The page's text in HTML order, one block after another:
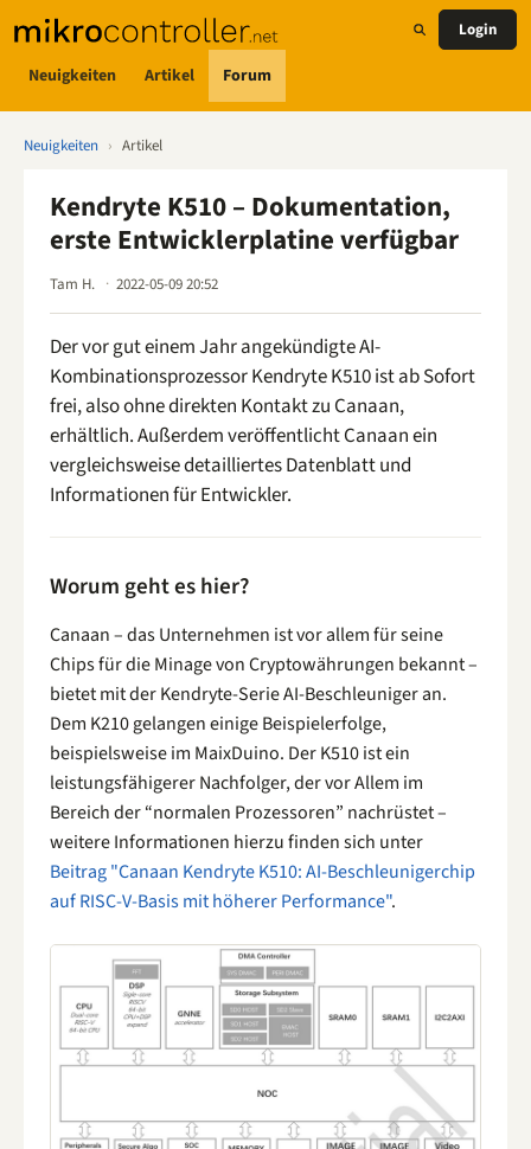
Neuigkeiten Artikel Forum
Login
Neuigkeiten › Artikel
Kendryte K510 – Dokumentation,
erste Entwicklerplatine verfügbar
Tam H. 2022-05-09 20:52
Der vor gut einem Jahr angekündigte AI-
Kombinationsprozessor Kendryte K510 ist ab Sofort
frei, also ohne direkten Kontakt zu Canaan,
erhältlich. Außerdem veröffentlicht Canaan ein
vergleichsweise detailliertes Datenblatt und
Informationen für Entwickler.
Worum geht es hier?
Canaan – das Unternehmen ist vor allem für seine
Chips für die Minage von Cryptowährungen bekannt –
bietet mit der Kendryte-Serie AI-Beschleuniger an.
Dem K210 gelangen einige Beispielerfolge,
beispielsweise im MaixDuino. Der K510 ist ein
leistungsfähigerer Nachfolger, der vor Allem im
Bereich der “normalen Prozessoren” nachrüstet –
weitere Informationen hierzu finden sich unter
Beitrag "Canaan Kendryte K510: AI-Beschleunigerchip
auf RISC-V-Basis mit höherer Performance".